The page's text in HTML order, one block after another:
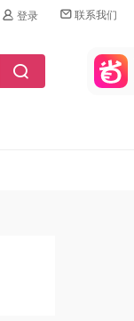
登录 联系我们